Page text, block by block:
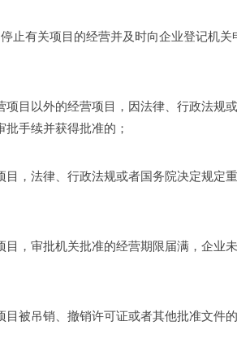
有关项目的经营并及时向企业登记机关
以外的经营项目，因法律、行政法规
手续并获得批准的；
法律、行政法规或者国务院决定规定
审批机关批准的经营期限届满，企业
被吊销、撤销许可证或者其他批准文件的